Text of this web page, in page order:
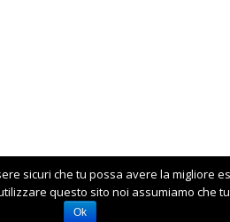
sicuri che tu possa avere la migliore
questo sito noi assumiamo che
Ok